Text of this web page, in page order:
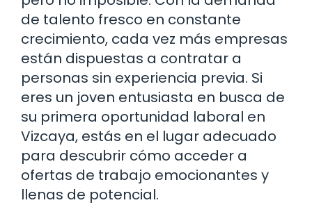
de talento fresco en constante
crecimiento, cada vez más empresas
están dispuestas a contratar a
personas sin experiencia previa. Si
eres un joven entusiasta en busca de
su primera oportunidad laboral en
Vizcaya, estás en el lugar adecuado
para descubrir cómo acceder a
ofertas de trabajo emocionantes y
llenas de potencial.